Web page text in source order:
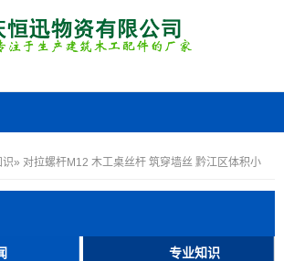
识» 对拉螺杆M12 木工桌丝杆 筑穿墙丝 黔江区体积小
专业知识